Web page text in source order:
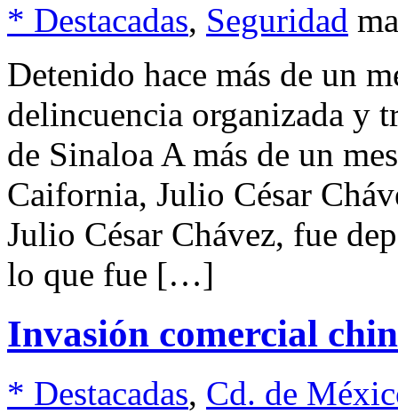
* Destacadas, Seguridad
Detenido hace más de un
delincuencia organizada y
de Sinaloa A más de un
Caifornia, Julio César
Julio César Chávez, fue
lo que fue […]
Invasión comercial
* Destacadas, Cd. de